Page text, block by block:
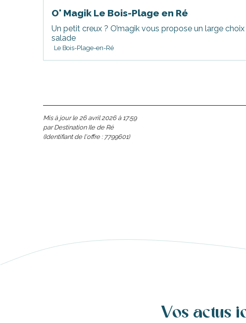
O' Magik Le Bois-Plage en Ré
Un petit creux ? O’magik vous propose un large choix
salade
Le Bois-Plage-en-Ré
Mis à jour le 26 avril 2026 à 17:59
par Destination Ile de Ré
(Identifiant de l'offre : 7799601)
Vos actus